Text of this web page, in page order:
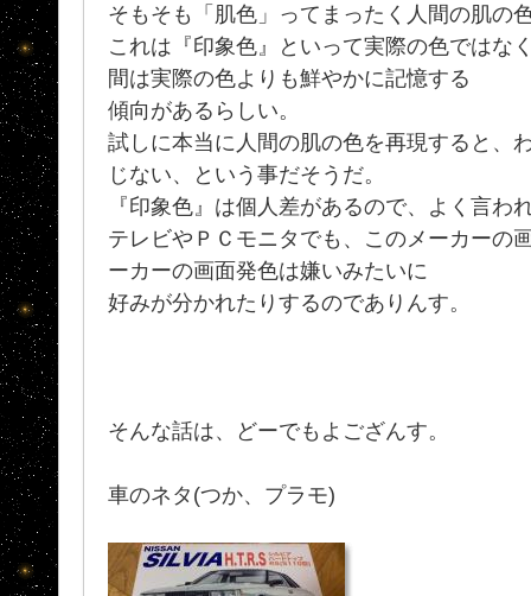
そもそも「肌色」ってまったく人間の肌の
これは『印象色』といって実際の色ではな
間は実際の色よりも鮮やかに記憶する
傾向があるらしい。
試しに本当に人間の肌の色を再現すると、
じない、という事だそうだ。
『印象色』は個人差があるので、よく言わ
テレビやＰＣモニタでも、このメーカーの
ーカーの画面発色は嫌いみたいに
好みが分かれたりするのでありんす。
そんな話は、どーでもよござんす。
車のネタ(つか、プラモ)